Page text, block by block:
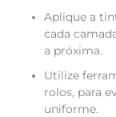
Aplique a
cada
a próxima.
Utilize
rolos, para
uniforme.